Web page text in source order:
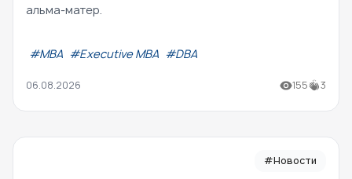
альма-матер.
#МВА #Executive MBA #DBA
06.08.2026 155 3
#Новости